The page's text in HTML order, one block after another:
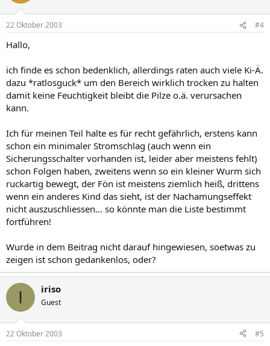
22 Oktober 2003 #4
Hallo,
ich finde es schon bedenklich, allerdings raten auch viele Ki-Ä.
dazu *ratlosguck* um den Bereich wirklich trocken zu halten
damit keine Feuchtigkeit bleibt die Pilze o.ä. verursachen
kann.
Ich für meinen Teil halte es für recht gefährlich, erstens kann
schon ein minimaler Stromschlag (auch wenn ein
Sicherungsschalter vorhanden ist, leider aber meistens fehlt)
schon Folgen haben, zweitens wenn so ein kleiner Wurm sich
ruckartig bewegt, der Fön ist meistens ziemlich heiß, drittens
wenn ein anderes Kind das sieht, ist der Nachamungseffekt
nicht auszuschliessen... so könnte man die Liste bestimmt
fortführen!
Wurde in dem Beitrag nicht darauf hingewiesen, soetwas zu
zeigen ist schon gedankenlos, oder?
I iriso
Guest
22 Oktober 2003 #5